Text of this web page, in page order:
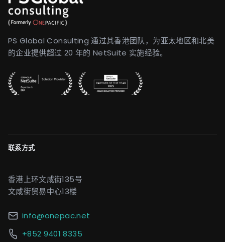
PS Global Consulting 通过其香港团队，为亚太地区和北美
的企业提供超过 20 年的 NetSuite 实施经验。
联系方式
香港上环文咸街135号
文咸街贸易中心13楼
info@onepac.net
+852 9401 8335